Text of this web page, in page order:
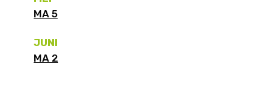
MA 5
JUNI
MA 2